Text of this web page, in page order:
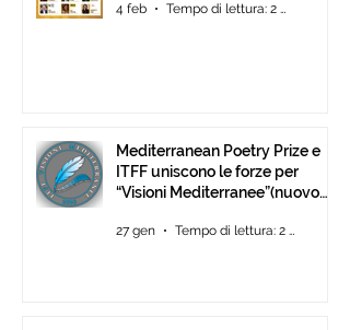
4 feb Tempo di lettura: 2 min
Mediterranean Poetry Prize e
ITFF uniscono le forze per
“Visioni Mediterranee”(nuovo
27 gen Tempo di lettura: 2 min